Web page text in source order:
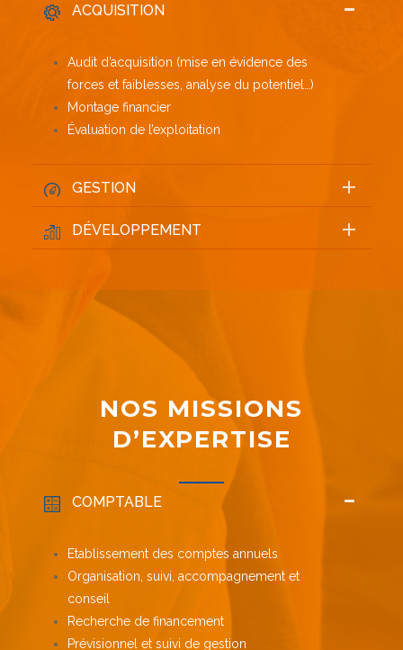
ACQUISITION
Audit d’acquisition (mise en évidence des
forces et faiblesses, analyse du potentiel…)
Montage financier
Évaluation de l’exploitation
GESTION
DÉVELOPPEMENT
NOS MISSIONS
D’EXPERTISE
COMPTABLE
Etablissement des comptes annuels
Organisation, suivi, accompagnement et
conseil
Recherche de financement
Prévisionnel et suivi de gestion